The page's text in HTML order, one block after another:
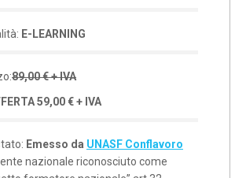
E-LEARNING
89,00 € + IVA
59,00 € + IVA
Emesso da UNASF Conflavoro
ente nazionale riconosciuto come